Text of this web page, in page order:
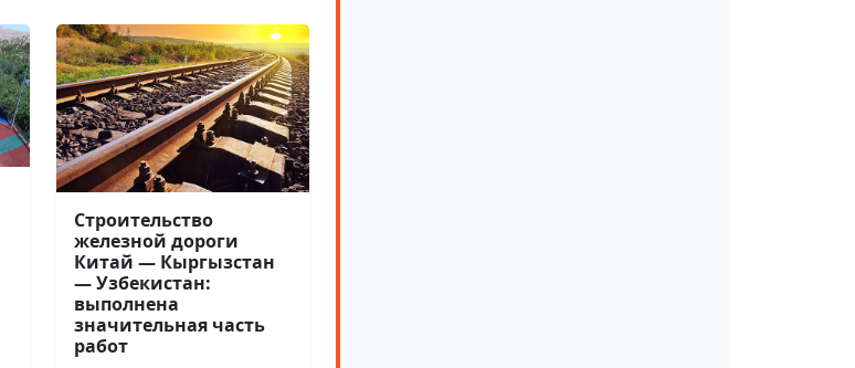
Строительство
железной дороги
Китай — Кыргызстан
— Узбекистан:
выполнена
значительная часть
работ